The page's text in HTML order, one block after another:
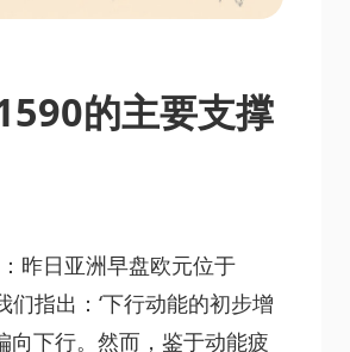
的主要支撑
昨日亚洲早盘欧元位于
们指出：‘下行动能的初步增
向下行。然而，鉴于动能疲